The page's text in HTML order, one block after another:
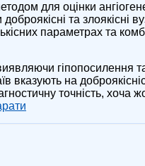
для оцінки
та злоякісні
параметрах та
гіпопосилення
вказують на
точність, хоча